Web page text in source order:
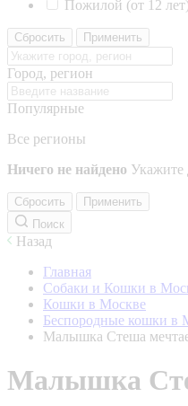
Пожилой (от 12
Сбросить Применить
Город, регион
Популярные
Все регионы
Ничего не найдено Укажите
Сбросить
Применить
Поиск
Назад
Главная
Собаки и Кошки в
Кошки в Москве
Беспородные кошки в
Малышка Стеша
Малышка